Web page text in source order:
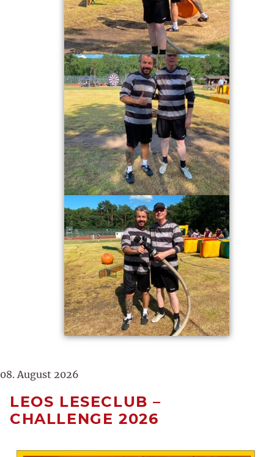
08. August 2026
LEOS LESECLUB –
CHALLENGE 2026